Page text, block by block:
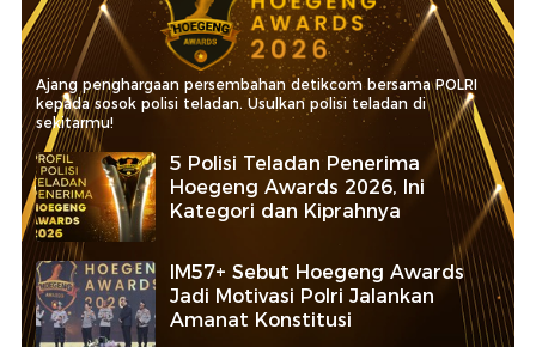
Ajang penghargaan persembahan detikcom bersama POLRI
kepada sosok polisi teladan. Usulkan polisi teladan di
sekitarmu!
5 Polisi Teladan Penerima
Hoegeng Awards 2026, Ini
Kategori dan Kiprahnya
IM57+ Sebut Hoegeng Awards
Jadi Motivasi Polri Jalankan
Amanat Konstitusi